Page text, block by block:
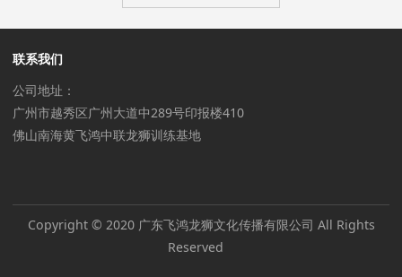
联系我们
公司地址：
广州市越秀区广州大道中289号印报楼410
佛山南海黄飞鸿中联龙狮训练基地
Copyright © 2020 广东飞鸿龙狮文化传播有限公司 All Rights
Reserved